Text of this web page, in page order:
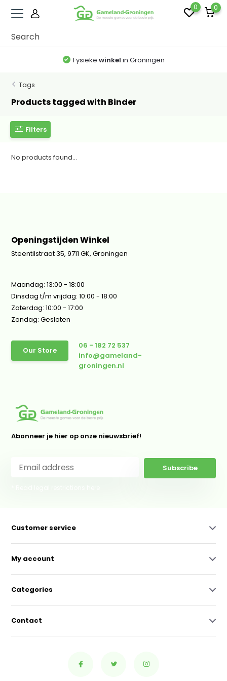
0 0
Fysieke winkel in Groningen
Tags
Products tagged with Binder
Filters
No products found...
Openingstijden Winkel
Steentilstraat 35, 9711 GK, Groningen
Maandag: 13:00 - 18:00
Dinsdag t/m vrijdag: 10:00 - 18:00
Zaterdag: 10:00 - 17:00
Zondag: Gesloten
Our Store
06 - 182 72 537
info@gameland-
groningen.nl
Abonneer je hier op onze nieuwsbrief!
Subscribe
Customer service
My account
Categories
Contact